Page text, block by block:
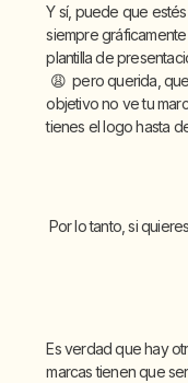
Y sí, puede que
siempre gráficamente
plantilla de
😩 pero querida,
objetivo no ve tu
tienes el logo hasta
Por lo tanto, si
Es verdad que hay
marcas tienen que